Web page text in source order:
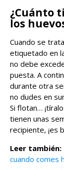
¿Cuánto
los
Cuando se
etiquetado en
no debe
puesta. A
durante otra
no dudes en
Si flotan…
tienen unas
recipiente, ¡es
Leer también:
cuando comes